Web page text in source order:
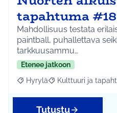
tapahtuma
Mahdollisuus testata
paintball, puhallettava
tarkkuusammu…
Etenee jatkoon
Rajaa tulokset aihepiirin
Hyrylä Rajaa tulokset
Kulttuuri ja
Tutustu